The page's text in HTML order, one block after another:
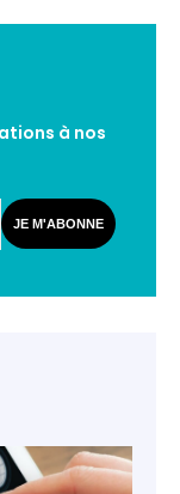
à nos
JE M'ABONNE